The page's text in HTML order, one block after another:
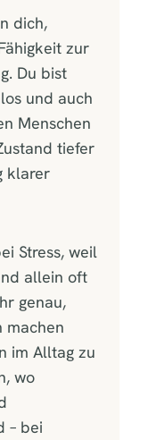
dich,
zur
Du bist
und auch
Menschen
tiefer
klarer
Stress, weil
allein oft
genau,
machen
im Alltag zu
wo
– bei